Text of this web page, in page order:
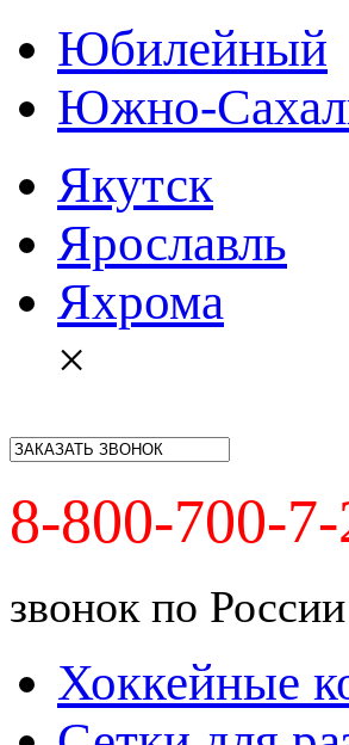
Юбилейный
Южно-
Якутск
Ярославль
Яхрома
×
8-800-700-
звонок по
Хоккейные